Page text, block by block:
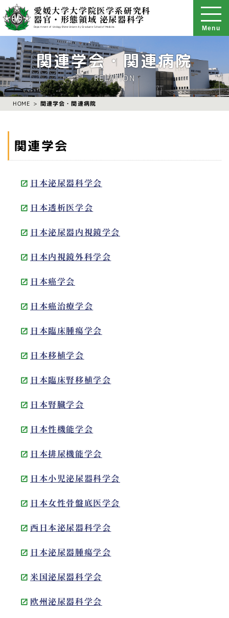
愛媛大学大学院医学系研究科
器官・形態領域 泌尿器科学
Department of Urology Ehime University Graduate School of Medicine. Menu
関連学会・関連病院
RELATION
HOME 関連学会・関連病院
関連学会
日本泌尿器科学会
日本透析医学会
日本泌尿器内視鏡学会
日本内視鏡外科学会
日本癌学会
日本癌治療学会
日本臨床腫瘍学会
日本移植学会
日本臨床腎移植学会
日本腎臓学会
日本性機能学会
日本排尿機能学会
日本小児泌尿器科学会
日本女性骨盤底医学会
西日本泌尿器科学会
日本泌尿器腫瘍学会
米国泌尿器科学会
欧州泌尿器科学会